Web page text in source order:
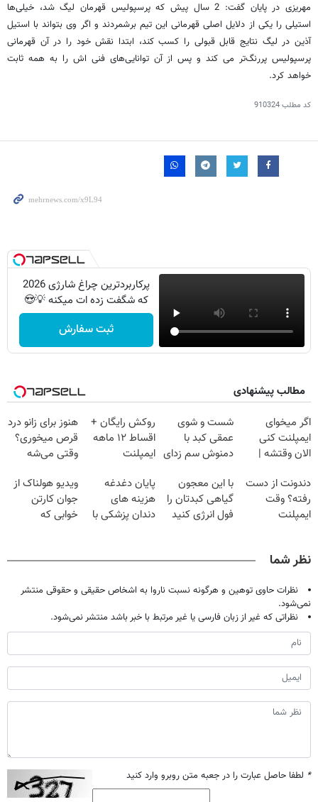
مهریزی در پایان گفت: 2 سال پیش که پرسپولیس قهرمان لیگ شد، خیلی‌ها
استیلی را یکی از دلایل اصلی قهرمانی این تیم برشمردند و اگر وی بتواند با استیل
آذین در لیگ نتایج قابل قبولی را کسب کند، ابتدا نقش خود را در آن قهرمانی
پرسپولیس پررنگ‌تر می کند و پس از آن توانایی‌های فنی اش را به همه ثابت
خواهد کرد.
کد مطلب910324
پرکاربردترین چراغ شارژی 2026
که شگفت زده ات میکنه 💡😍
ثبت سفارش
مطالب پیشنهادی
اگر میخوای
ایمپلنت کنی
الان وقتشه |
میلیون تومان!!!
شست و شوی
عمقی کبد با
دمنوش سم زدای
روکش رایگان +
اقساط ۱۲ ماهه
ایمپلنت
هنوز برای زانو درد
قرص میخوری؟
وقتی می‌شه
درمانش کرد؟؟؟؟
دندونت از دست
رفته؟ وقت
ایمپلنت
با این معجون
گیاهی کبدتان را
فول انرژی کنید
پایان دغدغه
هزینه های
دندان پزشکی با
ویدیو هولناک از
جوان کارتن
خوابی که
نظر شما
نظرات حاوی توهین و هرگونه نسبت ناروا به اشخاص حقیقی و حقوقی منتشر
نمی‌شود.
نظراتی که غیر از زبان فارسی یا غیر مرتبط با خبر باشد منتشر نمی‌شود.
* لطفا حاصل عبارت را در جعبه متن روبرو وارد کنید